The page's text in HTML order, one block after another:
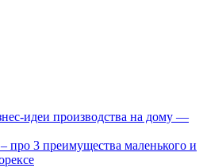
идеи производства на дому —
про 3 преимущества маленького и